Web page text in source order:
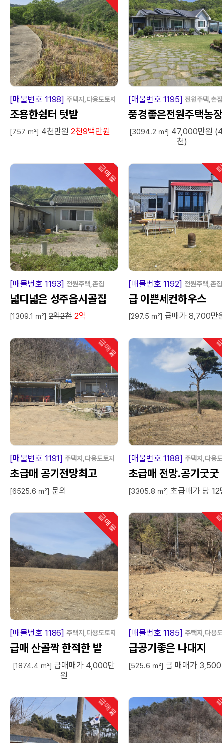
급 매 물
[매물번호 1198] 주택지,다용도토지
조용한쉼터 텃밭
[757 ㎡] 4천만원 2천9백만원
급 매
[매물번호 1195] 전원주택,촌집
풍경좋은전원주택농장
[3094.2 ㎡] 47,000만원
천)
급매물
인기
급 매 물
[매물번호 1193] 전원주택,촌집
넓디넓은 성주읍시골집
[1309.1 ㎡] 2억2천 2억
급 매
[매물번호 1192] 전원주택,촌집
급 이쁜세컨하우스
[297.5 ㎡] 급매가 8,700만
급매물
인기
급 매 물
[매물번호 1191] 주택지,다용도토지
초급매 공기전망최고
[6525.6 ㎡] 문의
급 매
[매물번호 1188] 주택지,다용
초급매 전망.공기굿굿
[3305.8 ㎡] 초급매가 당 12
급매물
인기
급 매 물
[매물번호 1186] 주택지,다용도토지
급매 산골짝 한적한 밭
[1874.4 ㎡] 급매매가 4,000만
원
급 매
[매물번호 1185] 주택지,다용
급공기좋은 나대지
[525.6 ㎡] 급 매매가
급매물
인기